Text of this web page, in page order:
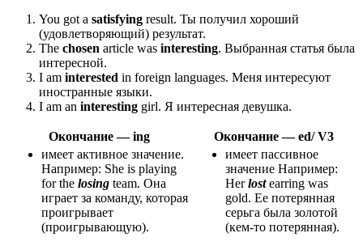
You got a satisfying result. Ты получил хороший
(удовлетворяющий) результат.
The chosen article was interesting. Выбранная статья была
интересной.
I am interested in foreign languages. Меня интересуют
иностранные языки.
I am an interesting girl. Я интересная девушка.
Окончание — ing
Окончание — ed/ V3
имеет активное значение.
Например: She is playing
for the losing team. Она
играет за команду, которая
проигрывает
(проигрывающую).
имеет пассивное
значение Например:
Herlostearring was
gold. Ее потерянная
серьга была золотой
(кем-то потерянная).